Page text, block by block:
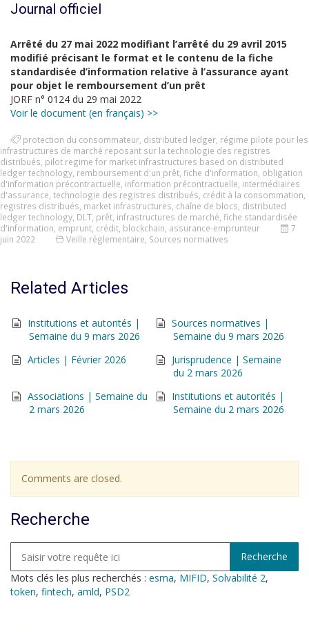
Journal officiel
Arrêté du 27 mai 2022 modifiant l’arrêté du 29 avril 2015
modifié précisant le format et le contenu de la fiche
standardisée d’information relative à l’assurance ayant
pour objet le remboursement d’un prêt
JORF n° 0124 du 29 mai 2022
Voir le document (en français) >>
protection du consommateur distributed ledger régime pilote pour les
infrastructures de marché reposant sur la technologie des registres
distribués pilot regime for market infrastructures based on distributed
ledger technology remboursement d'un prêt fiche d'information obligation
d'information précontractuelle information précontractuelle intermédiaires
d'assurance technologie des registres distribués crédit à la consommation
registres distribués market infrastructures chaîne de blocs distributed
ledger technology DLT prêt infrastructures de marché fiche standardisée
d'information emprunt crédit blockchain assurance-emprunteur
7
juin 2022
Veille réglementaire Sources normatives
Related Articles
Institutions et autorités |
Semaine du 9 mars 2026
Sources normatives |
Semaine du 9 mars 2026
Articles | Février 2026
Jurisprudence | Semaine
du 2 mars 2026
Associations | Semaine du
2 mars 2026
Institutions et autorités |
Semaine du 2 mars 2026
Comments are closed.
Recherche
Mots clés les plus recherchés : esma, MIFID, Solvabilité 2,
token, fintech, amld, PSD2